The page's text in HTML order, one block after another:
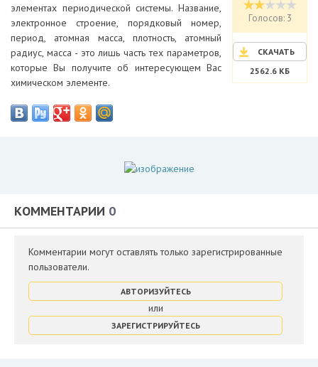
Голосов: 3
СКАЧАТЬ
2562.6 КБ
элементах периодической системы. Название,
электронное строение, порядковый номер,
период, атомная масса, плотность, атомный
радиус, масса - это лишь часть тех параметров,
которые Вы получите об интересующем Вас
химическом элементе.
КОММЕНТАРИИ 0
Комментарии могут оставлять только зарегистрированные
пользователи.
АВТОРИЗУЙТЕСЬ
или
ЗАРЕГИСТРИРУЙТЕСЬ